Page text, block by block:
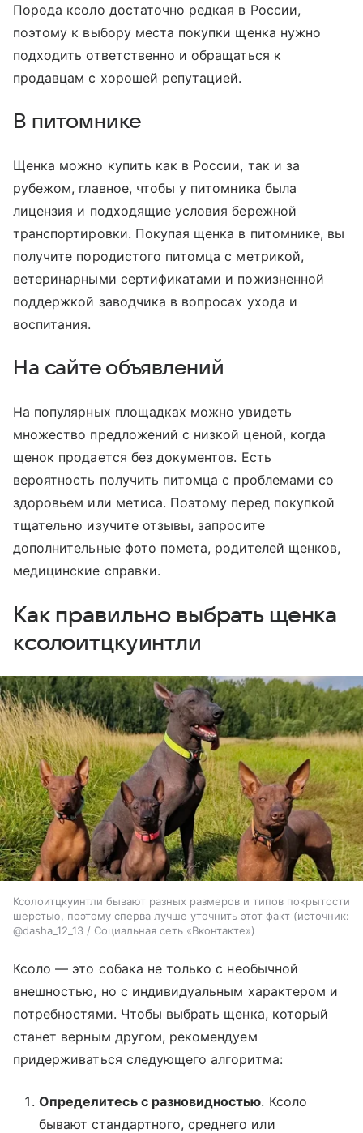
Порода ксоло достаточно редкая в России,
поэтому к выбору места покупки щенка нужно
подходить ответственно и обращаться к
продавцам с хорошей репутацией.
В питомнике
Щенка можно купить как в России, так и за
рубежом, главное, чтобы у питомника была
лицензия и подходящие условия бережной
транспортировки. Покупая щенка в питомнике, вы
получите породистого питомца с метрикой,
ветеринарными сертификатами и пожизненной
поддержкой заводчика в вопросах ухода и
воспитания.
На сайте объявлений
На популярных площадках можно увидеть
множество предложений с низкой ценой, когда
щенок продается без документов. Есть
вероятность получить питомца с проблемами со
здоровьем или метиса. Поэтому перед покупкой
тщательно изучите отзывы, запросите
дополнительные фото помета, родителей щенков,
медицинские справки.
Как правильно выбрать щенка
ксолоитцкуинтли
Ксолоитцкуинтли бывают разных размеров и типов покрытости
шерстью, поэтому сперва лучше уточнить этот факт
источник:
@dasha_12_13 / Социальная сеть «Вконтакте»
Ксоло — это собака не только с необычной
внешностью, но с индивидуальным характером и
потребностями. Чтобы выбрать щенка, который
станет верным другом, рекомендуем
придерживаться следующего алгоритма:
Определитесь с разновидностью. Ксоло
бывают стандартного, среднего или